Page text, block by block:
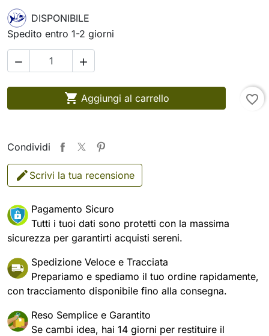
DISPONIBILE
Spedito entro 1-2 giorni
 
 Aggiungi al carrello favorite_border
Condividi
Scrivi la tua recensione
Pagamento Sicuro
Tutti i tuoi dati sono protetti con la massima
sicurezza per garantirti acquisti sereni.
Spedizione Veloce e Tracciata
Prepariamo e spediamo il tuo ordine rapidamente,
con tracciamento disponibile fino alla consegna.
Reso Semplice e Garantito
Se cambi idea, hai 14 giorni per restituire il